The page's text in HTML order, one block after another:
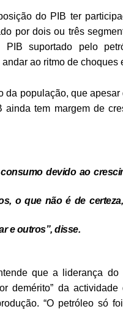
do PIB ter
por dois ou três
suportado pelo
ao ritmo de choques
população, que
tem margem de
devido ao
o que não é de
e outros”, disse.
que a liderança do
demérito” da
“O petróleo só